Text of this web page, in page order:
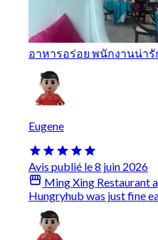
อาหารอร่อย พนักงานน่ารั
Eugene
Avis publié le 8 juin 2026
Ming Xing Restaurant
Hungryhub was just fine